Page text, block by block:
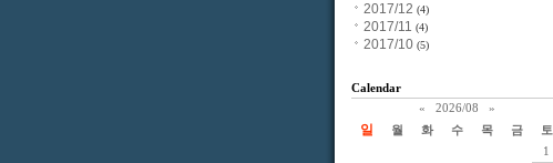
2017/12 (4)
2017/11 (4)
2017/10 (5)
Calendar
«
2026/08 »
일 월 화 수 목 금
토
1